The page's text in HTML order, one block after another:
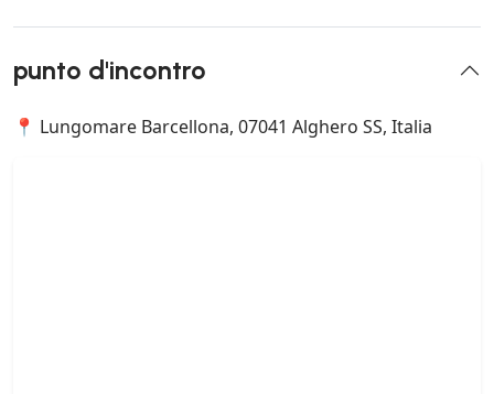
punto d'incontro
📍 Lungomare Barcellona, 07041 Alghero SS, Italia